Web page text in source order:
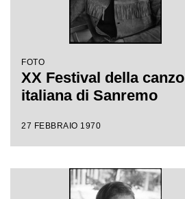
FOTO
XX Festival della
italiana di Sanremo
27 FEBBRAIO 1970